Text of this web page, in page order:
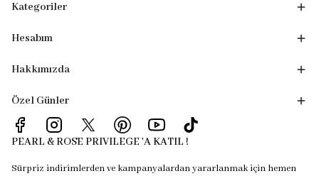
Kategoriler
Hesabım
Hakkımızda
Özel Günler
PEARL & ROSE PRIVILEGE 'A KATIL !
Sürpriz indirimlerden ve kampanyalardan yararlanmak için hemen